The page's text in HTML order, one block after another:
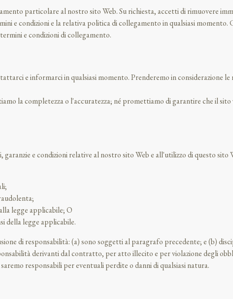
particolare al nostro sito Web. Su richiesta, accetti di rimuovere
e condizioni e la relativa politica di collegamento in qualsiasi momento.
e condizioni di collegamento.
e informarci in qualsiasi momento. Prenderemo in considerazione le
la completezza o l'accuratezza; né promettiamo di garantire che il
e condizioni relative al nostro sito Web e all'utilizzo di questo sito
legge applicabile; O
della legge applicabile.
di responsabilità: (a) sono soggetti al paragrafo precedente; e (b)
derivanti dal contratto, per atto illecito e per violazione degli
responsabili per eventuali perdite o danni di qualsiasi natura.